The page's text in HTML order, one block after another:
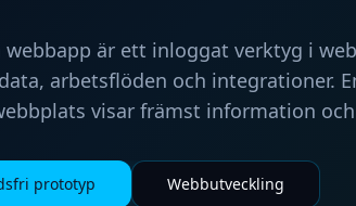
webbapp är ett inloggat verktyg i
arbetsflöden och integrationer.
visar främst information
prototyp Webbutveckling